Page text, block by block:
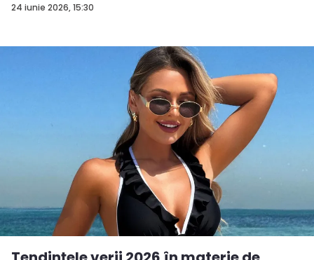
24 iunie 2026, 15:30